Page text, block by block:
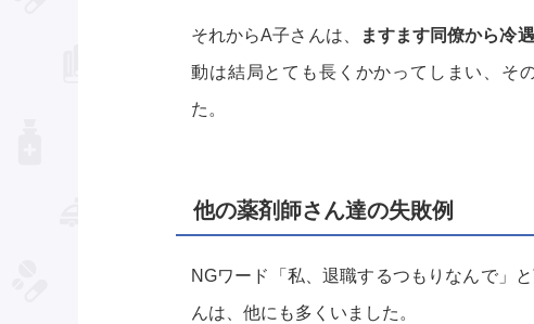
それからA子さんは、 ますます同僚から冷
動は結局とても長くかかってしまい、そ
た。
他の薬剤師さん達の失敗例
NGワード「私、退職するつもりなんで」
んは、他にも多くいました。